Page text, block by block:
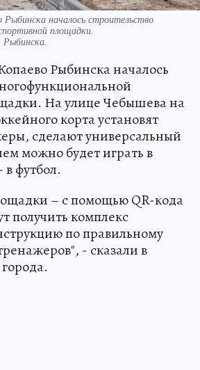
Рыбинска началось строительство
площадки.
Рыбинска началось
На улице Чебышева на
корта установят
сделают универсальный
можно будет играть в
футбол.
– с помощью QR-кода
получить комплекс
по правильному
- сказали в